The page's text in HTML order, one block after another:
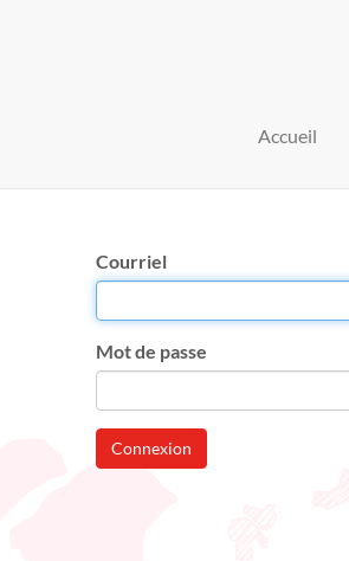
Accueil
Courriel
Mot de passe
Connexion